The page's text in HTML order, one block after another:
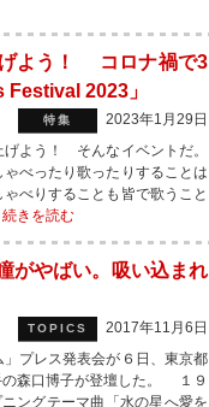
げよう！ コロナ禍で3
2023」
特集
2023年1月29日
よう！ そんなイベントだ。
べったり歌ったりすることは
べりすることも皆で歌うこと
続きを読む
がやばい。吸い込まれ
TOPICS
2017年11月6日
プレス発表会が６日、東京都
の森口博子が登壇した。 １９
ングテーマ曲「水の星へ愛を